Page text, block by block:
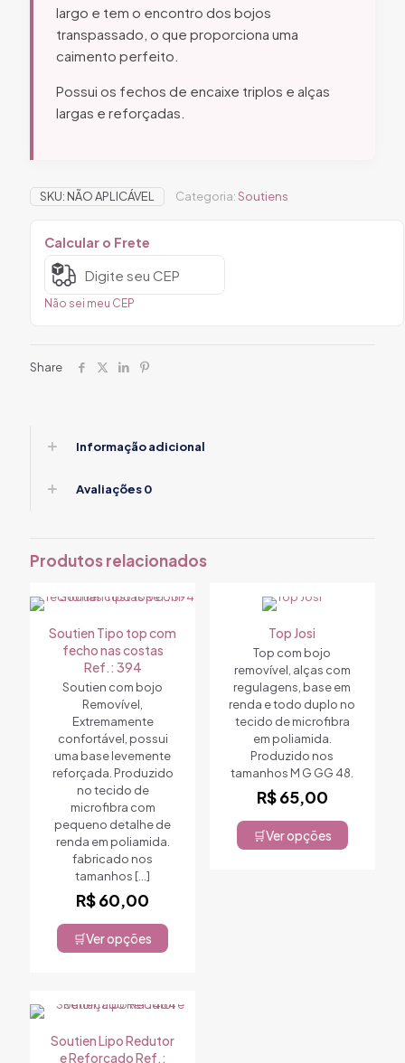
largo e tem o encontro dos bojos
transpassado, o que proporciona uma
caimento perfeito.
Possui os fechos de encaixe triplos e alças
largas e reforçadas.
SKU: NÃO APLICÁVEL Categoria:Soutiens
Calcular o Frete
Não sei meu CEP
Share
Informação adicional
Avaliações0
Produtos relacionados
Soutien Tipo top com
fecho nas costas
Ref.: 394
Soutien com bojo
Removível,
Extremamente
confortável, possui
uma base levemente
reforçada. Produzido
no tecido de
microfibra com
pequeno detalhe de
renda em poliamida.
fabricado nos
tamanhos […]
R$60,00
Ver opções
Este
variantes.
opções
Top Josi
Top com bojo
removível, alças com
regulagens, base em
renda e todo duplo no
tecido de microfibra
em poliamida.
Produzido nos
tamanhos M G GG 48.
R$65,00
Ver opções
Este
Soutien Lipo Redutor
e Reforçado Ref.: